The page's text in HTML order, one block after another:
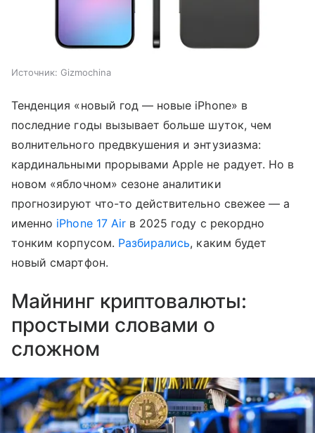
Источник: Gizmochina
Тенденция «новый год — новые iPhone» в
последние годы вызывает больше шуток, чем
волнительного предвкушения и энтузиазма:
кардинальными прорывами Apple не радует. Но в
новом «яблочном» сезоне аналитики
прогнозируют что-то действительно свежее — а
именно iPhone 17 Airв 2025 году с рекордно
тонким корпусом. Разбирались, каким будет
новый смартфон.
Майнинг криптовалюты:
простыми словами о
сложном